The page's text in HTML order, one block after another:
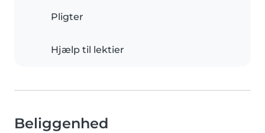
Pligter
Hjælp til lektier
Beliggenhed